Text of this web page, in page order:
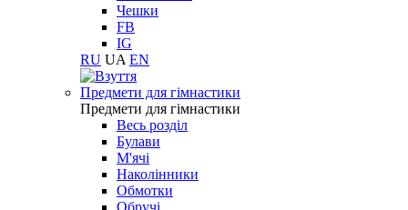
Чешки
FB
IG
RU UA EN
Предмети для гімнастики
Предмети для гімнастики
Весь розділ
Булави
М'ячі
Наколінники
Обмотки
Обручі